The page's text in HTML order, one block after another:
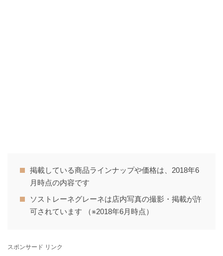
掲載している商品ラインナップや価格は、2018年6
月時点の内容です
ソストレーネグレーネは店内写真の撮影・掲載が許
可されています （※2018年6月時点）
スポンサード リンク